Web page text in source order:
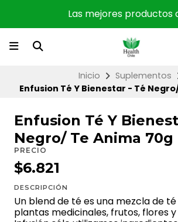
Las mejores productos
Inicio
Suplementos
Enfusion Té Y Bienestar - Té
Enfusion Té Y
Negro/ Te Anima 70g
PRECIO
$6.821
DESCRIPCIÓN
Un blend de té es una mezcla de
plantas medicinales, frutos, flores y